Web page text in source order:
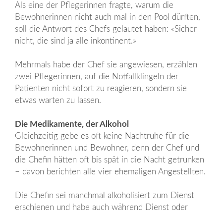
Als eine der Pflegerinnen fragte, warum die
Bewohnerinnen nicht auch mal in den Pool dürften,
soll die Antwort des Chefs gelautet haben: «Sicher
nicht, die sind ja alle inkontinent.»
Mehrmals habe der Chef sie angewiesen, erzählen
zwei Pflegerinnen, auf die Notfallklingeln der
Patienten nicht sofort zu reagieren, sondern sie
etwas warten zu lassen.
Die Medikamente, der Alkohol
Gleichzeitig gebe es oft keine Nachtruhe für die
Bewohnerinnen und Bewohner, denn der Chef und
die Chefin hätten oft bis spät in die Nacht getrunken
– davon berichten alle vier ehemaligen Angestellten.
Die Chefin sei manchmal alkoholisiert zum Dienst
erschienen und habe auch während Dienst oder